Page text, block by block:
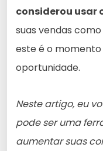
considerou usar
suas vendas
este é o
oportunidade.
Neste artigo, eu
pode ser uma
aumentar suas